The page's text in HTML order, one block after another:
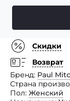
Скидки
Возврат
Бренд Paul
Страна
Пол Женский